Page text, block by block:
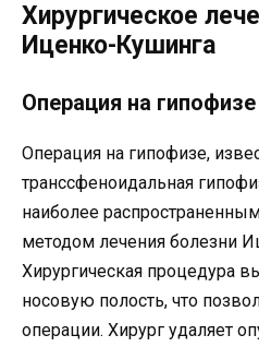
Хирургическое
Иценко-Кушинга
Операция на гипофизе
Операция на гипофизе,
транссфеноидальная
наиболее
методом лечения болезни
Хирургическая процедура
носовую полость, что
операции. Хирург удаляет